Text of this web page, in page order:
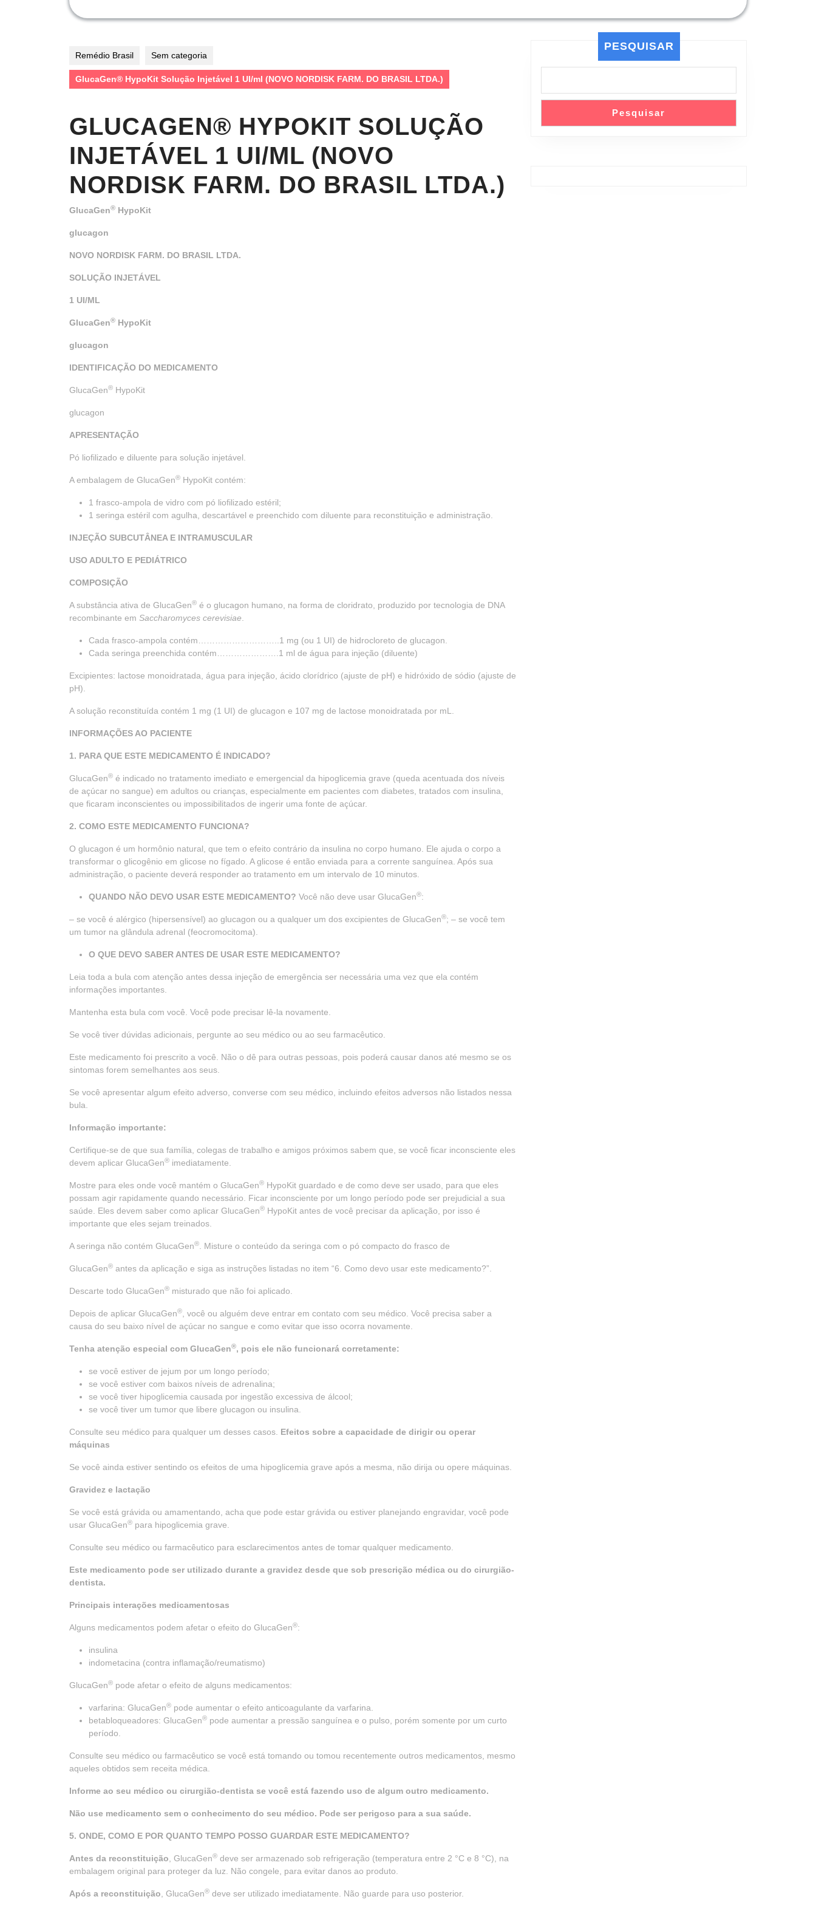
Remédio Brasil Sem categoria
GlucaGen® HypoKit Solução Injetável 1 UI/ml (NOVO NORDISK FARM. DO BRASIL LTDA.)
GLUCAGEN® HYPOKIT SOLUÇÃO
INJETÁVEL 1 UI/ML (NOVO
NORDISK FARM. DO BRASIL LTDA.)
GlucaGen® HypoKit
glucagon
NOVO NORDISK FARM. DO BRASIL LTDA.
SOLUÇÃO INJETÁVEL
1 UI/ML
GlucaGen® HypoKit
glucagon
IDENTIFICAÇÃO DO MEDICAMENTO
GlucaGen® HypoKit
glucagon
APRESENTAÇÃO
Pó liofilizado e diluente para solução injetável.
A embalagem de GlucaGen® HypoKit contém:
1 frasco-ampola de vidro com pó liofilizado estéril;
1 seringa estéril com agulha, descartável e preenchido com diluente para reconstituição e administração.
INJEÇÃO SUBCUTÂNEA E INTRAMUSCULAR
USO ADULTO E PEDIÁTRICO
COMPOSIÇÃO
A substância ativa de GlucaGen® é o glucagon humano, na forma de cloridrato, produzido por tecnologia de DNA
recombinante em Saccharomyces cerevisiae
Cada frasco-ampola contém………………………..1 mg (ou 1 UI) de hidrocloreto de glucagon.
Cada seringa preenchida contém………………….1 ml de água para injeção (diluente)
Excipientes: lactose monoidratada, água para injeção, ácido clorídrico (ajuste de pH) e hidróxido de sódio (ajuste de
pH).
A solução reconstituída contém 1 mg (1 UI) de glucagon e 107 mg de lactose monoidratada por mL.
INFORMAÇÕES AO PACIENTE
1. PARA QUE ESTE MEDICAMENTO É INDICADO?
GlucaGen® é indicado no tratamento imediato e emergencial da hipoglicemia grave (queda acentuada dos níveis
de açúcar no sangue) em adultos ou crianças, especialmente em pacientes com diabetes, tratados com insulina,
que ficaram inconscientes ou impossibilitados de ingerir uma fonte de açúcar.
2. COMO ESTE MEDICAMENTO FUNCIONA?
O glucagon é um hormônio natural, que tem o efeito contrário da insulina no corpo humano. Ele ajuda o corpo a
transformar o glicogênio em glicose no fígado. A glicose é então enviada para a corrente sanguínea. Após sua
administração, o paciente deverá responder ao tratamento em um intervalo de 10 minutos.
QUANDO NÃO DEVO USAR ESTE MEDICAMENTO? Você não deve usar GlucaGen®:
– se você é alérgico (hipersensível) ao glucagon ou a qualquer um dos excipientes de GlucaGen®; – se você tem
um tumor na glândula adrenal (feocromocitoma).
O QUE DEVO SABER ANTES DE USAR ESTE MEDICAMENTO?
Leia toda a bula com atenção antes dessa injeção de emergência ser necessária uma vez que ela contém
informações importantes.
Mantenha esta bula com você. Você pode precisar lê-la novamente.
Se você tiver dúvidas adicionais, pergunte ao seu médico ou ao seu farmacêutico.
Este medicamento foi prescrito a você. Não o dê para outras pessoas, pois poderá causar danos até mesmo se os
sintomas forem semelhantes aos seus.
Se você apresentar algum efeito adverso, converse com seu médico, incluindo efeitos adversos não listados nessa
bula.
Informação importante:
Certifique-se de que sua família, colegas de trabalho e amigos próximos sabem que, se você ficar inconsciente eles
devem aplicar GlucaGen® imediatamente.
Mostre para eles onde você mantém o GlucaGen® HypoKit guardado e de como deve ser usado, para que eles
possam agir rapidamente quando necessário. Ficar inconsciente por um longo período pode ser prejudicial a sua
saúde. Eles devem saber como aplicar GlucaGen® HypoKit antes de você precisar da aplicação, por isso é
importante que eles sejam treinados.
A seringa não contém GlucaGen® . Misture o conteúdo da seringa com o pó compacto do frasco de
GlucaGen® antes da aplicação e siga as instruções listadas no item “6. Como devo usar este medicamento?”.
Descarte todo GlucaGen® misturado que não foi aplicado.
Depois de aplicar GlucaGen®
, você ou alguém deve entrar em contato com seu médico. Você precisa saber a
causa do seu baixo nível de açúcar no sangue e como evitar que isso ocorra novamente.
Tenha atenção especial com GlucaGen®, pois ele não funcionará corretamente:
se você estiver de jejum por um longo período;
se você estiver com baixos níveis de adrenalina;
se você tiver hipoglicemia causada por ingestão excessiva de álcool;
se você tiver um tumor que libere glucagon ou insulina.
Consulte seu médico para qualquer um desses casos. Efeitos sobre a capacidade de dirigir ou operar
máquinas
Se você ainda estiver sentindo os efeitos de uma hipoglicemia grave após a mesma, não dirija ou opere máquinas.
Gravidez e lactação
Se você está grávida ou amamentando, acha que pode estar grávida ou estiver planejando engravidar, você pode
usar GlucaGen® para hipoglicemia grave.
Consulte seu médico ou farmacêutico para esclarecimentos antes de tomar qualquer medicamento.
Este medicamento pode ser utilizado durante a gravidez desde que sob prescrição médica ou do cirurgião-
dentista.
Principais interações medicamentosas
Alguns medicamentos podem afetar o efeito do GlucaGen®:
insulina
indometacina (contra inflamação/reumatismo)
GlucaGen® pode afetar o efeito de alguns medicamentos:
varfarina: GlucaGen® pode aumentar o efeito anticoagulante da varfarina.
betabloqueadores: GlucaGen® pode aumentar a pressão sanguínea e o pulso, porém somente por um curto
período.
Consulte seu médico ou farmacêutico se você está tomando ou tomou recentemente outros medicamentos, mesmo
aqueles obtidos sem receita médica.
Informe ao seu médico ou cirurgião-dentista se você está fazendo uso de algum outro medicamento.
Não use medicamento sem o conhecimento do seu médico. Pode ser perigoso para a sua saúde.
5. ONDE, COMO E POR QUANTO TEMPO POSSO GUARDAR ESTE MEDICAMENTO?
Antes da reconstituição , GlucaGen® deve ser armazenado sob refrigeração (temperatura entre 2 °C e 8 °C), na
embalagem original para proteger da luz. Não congele, para evitar danos ao produto.
Após a reconstituição , GlucaGen® deve ser utilizado imediatamente. Não guarde para uso posterior.
PESQUISAR
Pesquisar